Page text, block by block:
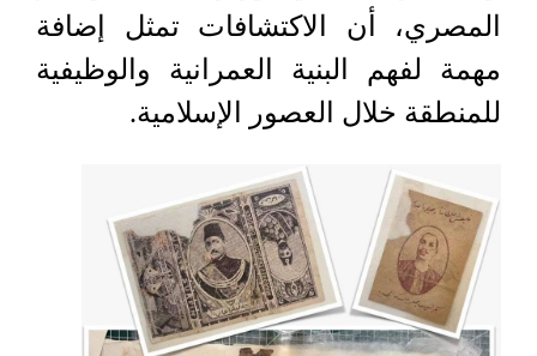
المصري، أن الاكتشافات تمثل إضافة
مهمة لفهم البنية العمرانية والوظيفية
للمنطقة خلال العصور الإسلامية.